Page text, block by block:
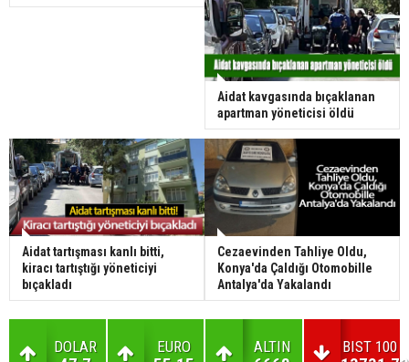
Aidat kavgasında bıçaklanan
apartman yöneticisi öldü
Aidat tartışması kanlı bitti,
kiracı tartıştığı yöneticiyi
bıçakladı
Cezaevinden Tahliye Oldu,
Konya'da Çaldığı Otomobille
Antalya'da Yakalandı
DOLAR EURO ALTIN BIST 100